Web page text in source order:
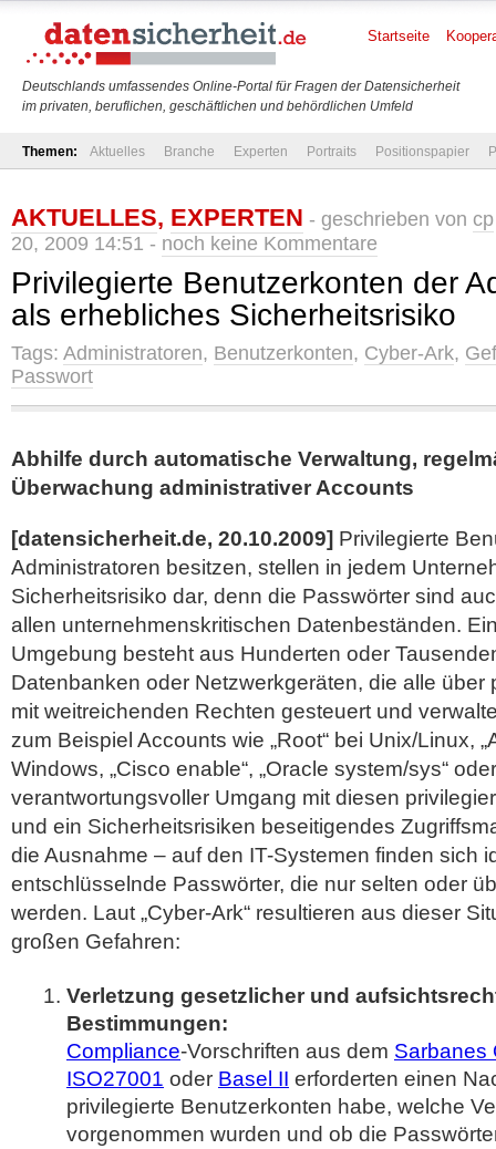
Deutschlands umfassendes Online-Portal für Fragen der Datensicherheit
im privaten, beruflichen, geschäftlichen und behördlichen Umfeld
Startseite
Themen: Aktuelles Branche Experten Portraits Positionspapier
AKTUELLES, EXPERTEN - geschrieben von cp
20, 2009 14:51 - noch keine Kommentare
Privilegierte Benutzerkonten der
als erhebliches Sicherheitsrisiko
Tags: Administratoren, Benutzerkonten, Cyber-Ark,
Passwort
Abhilfe durch automatische Verwaltung,
Überwachung administrativer Accounts
[datensicherheit.de, 20.10.2009] Privilegierte
Administratoren besitzen, stellen in jedem
Sicherheitsrisiko dar, denn die Passwörter sind
allen unternehmenskritischen Datenbeständen.
Umgebung besteht aus Hunderten oder
Datenbanken oder Netzwerkgeräten, die alle über
mit weitreichenden Rechten gesteuert und
zum Beispiel Accounts wie „Root“ bei Unix/Linux,
Windows, „Cisco enable“, „Oracle system/sys“
verantwortungsvoller Umgang mit diesen
und ein Sicherheitsrisiken beseitigendes
die Ausnahme – auf den IT-Systemen finden sich
entschlüsselnde Passwörter, die nur selten oder
werden. Laut „Cyber-Ark“ resultieren aus dieser
großen Gefahren:
Verletzung gesetzlicher und
Bestimmungen:
Compliance-Vorschriften aus dem Sarbanes
ISO27001 oder Basel II erforderten einen
privilegierte Benutzerkonten habe, welche
vorgenommen wurden und ob die